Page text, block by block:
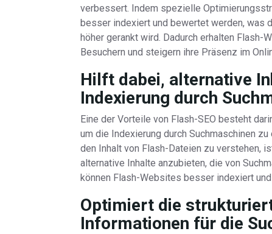
verbessert. Indem spezielle
besser indexiert und bewertet werden, was
höher gerankt wird. Dadurch erhalten
Besuchern und steigern ihre Präsenz im
Hilft dabei, alternative
Indexierung durch
Eine der Vorteile von Flash-SEO besteht
um die Indexierung durch Suchmaschinen
den Inhalt von Flash-Dateien zu verstehen,
alternative Inhalte anzubieten, die von
können Flash-Websites besser indexiert
Optimiert die
Informationen für die